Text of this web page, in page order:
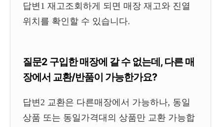
답변1 재고조회하게 되면 매장 재고와 진열
위치를 확인할 수 있습니다.
질문2 구입한 매장에 갈 수 없는데, 다른 매
장에서 교환/반품이 가능한가요?
답변2 교환은 다른매장에서 가능하나, 동일
상품 또는 동일가격대의 상품만 교환 가능합